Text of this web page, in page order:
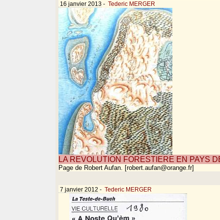
16 janvier 2013 - Tederic MERGER
LA REVOLUTION FORESTIERE EN PAYS
Page de Robert Aufan. [robert.aufan@orange.fr]
7 janvier 2012 - Tederic MERGER